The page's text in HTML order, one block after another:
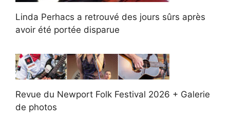
Linda Perhacs a retrouvé des jours sûrs après
avoir été portée disparue
Revue du Newport Folk Festival 2026 + Galerie
de photos